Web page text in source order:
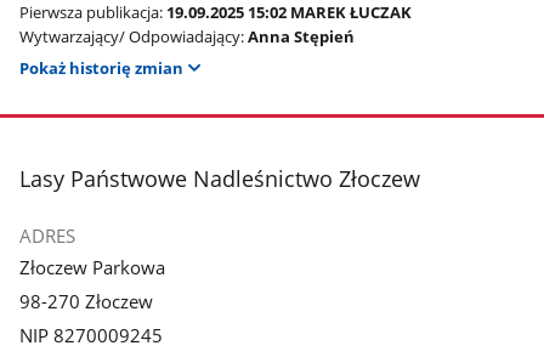
Pierwsza publikacja: 19.09.2025 15:02 MAREK ŁUCZAK
Wytwarzający/ Odpowiadający:Anna Stępień
Pokaż historię zmian
stopka
Lasy Państwowe Nadleśnictwo Złoczew
ADRES
Złoczew Parkowa
98-270 Złoczew
NIP 8270009245